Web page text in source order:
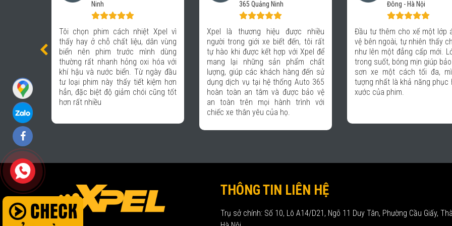
hơn
cũng tốt
365 Quảng Ninh
Xpel là thương hiệu được nhiều
người trong giới xe biết đến, tôi rất
tự hào khi được kết hợp với Xpel để
mang lại những sản phẩm chất
lượng, giúp các khách hàng đến sử
dụng dịch vụ tại hệ thống Auto 365
hoàn toàn an tâm và được bảo vệ
an toàn trên mọi hành trình với
Đông - Hà Nội
Đầu tư thêm cho xế một lớp áo bảo
vệ bên ngoài, tự nhiên thấy chiếc xe
như lên một đẳng cấp mới. Lớp phủ
trong suốt, bóng mịn giúp bảo vệ lớp
sơn xe một cách tối đa, mình ấn
tượng nhất là khả năng phục hồi vết
xước của phim.
Nhu cầu dán phim cách
tô ngày càng cao, đa số
hàng đến với Auto của tôi
Xpel có lẽ vì chất lượng
chuyên nghiệp từ chăm sóc
hàng, chính sách bảo hành
ngũ kỹ thuật thi công. Do
yên tâm khi lựa chọn Xpel là
THÔNG TIN LIÊN HỆ
Trụ sở chính: Số 10, Lô A14/D21, Ngõ 11 Duy Tân, Phường Cầu Giấy,